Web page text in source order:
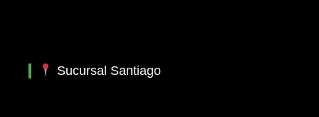
Sucursal Santiago